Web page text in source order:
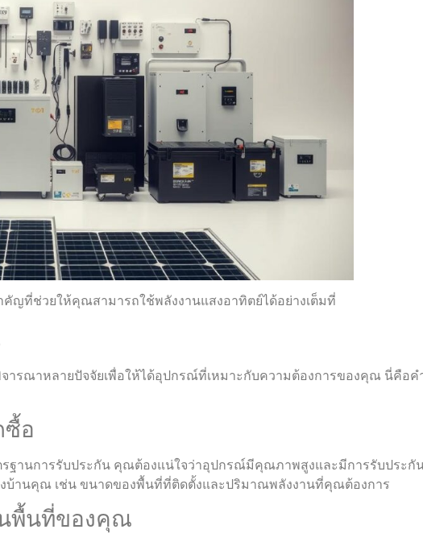
ญที่ช่วยให้คุณสามารถใช้พลังงานแสงอาทิตย์ได้อย่างเต็มที่
รณาหลายปัจจัยเพื่อให้ได้อุปกรณ์ที่เหมาะกับความต้องการของคุณ นี่คือ
ซื้อ
านการรับประกัน คุณต้องแน่ใจว่าอุปกรณ์มีคุณภาพสูงและมีการรับประกั
านคุณ เช่น ขนาดของพื้นที่ที่ติดตั้งและปริมาณพลังงานที่คุณต้องการ
นพื้นที่ของคุณ